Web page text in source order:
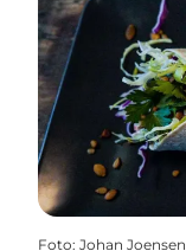
Foto: Johan Joensen